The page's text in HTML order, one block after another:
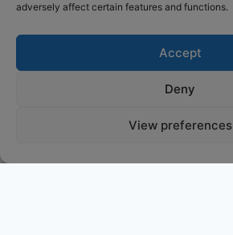
adversely affect certain features and functions.
Accept
Deny
View preferences